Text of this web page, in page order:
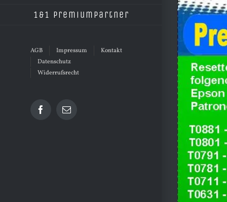
1&1 Premiumpartner
AGB Impressum
Kontakt
Datenschutz
Widerrufsrecht
Facebook
E-